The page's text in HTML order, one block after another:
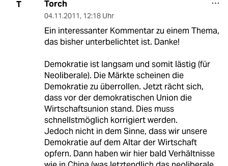
T Torch
04.11.2011, 12:18 Uhr
Ein interessanter Kommentar zu einem Thema,
das bisher unterbelichtet ist. Danke!
Demokratie ist langsam und somit lästig (für
Neoliberale). Die Märkte scheinen die
Demokratie zu überrollen. Jetzt rächt sich,
dass vor der demokratischen Union die
Wirtschaftsunion stand. Dies muss
schnellstmöglich korrigiert werden.
Jedoch nicht in dem Sinne, dass wir unsere
Demokratie auf dem Altar der Wirtschaft
opfern. Dann haben wir hier bald Verhältnisse